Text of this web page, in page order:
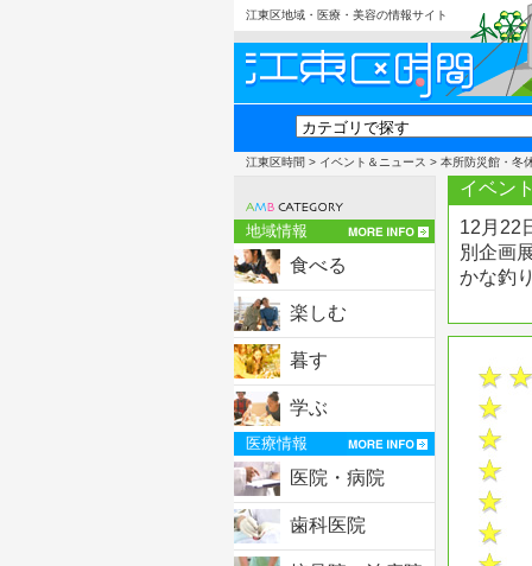
江東区地域・医療・美容の情報サイト
江東区時間 > イベント＆ニュース > 本所防災館・冬
地域情報
食べる
楽しむ
暮す
学ぶ
医療情報
医院・病院
歯科医院
イベン
12月22
別企画
かな釣